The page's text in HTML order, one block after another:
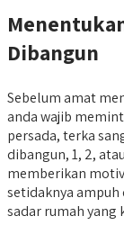
Dibangun
Sebelum amat
anda wajib
persada, terka
dibangun, 1, 2,
memberikan
setidaknya
sadar rumah yang